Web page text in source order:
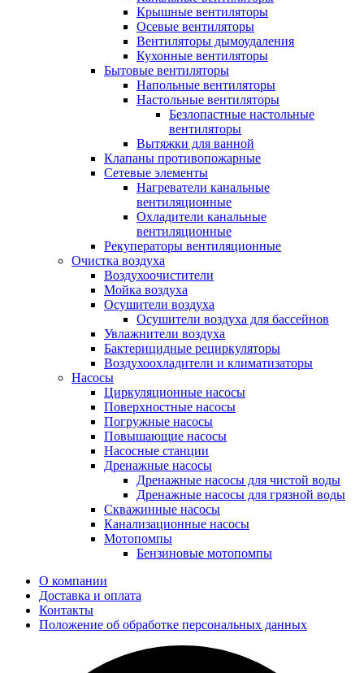
Крышные вентиляторы
Осевые вентиляторы
Вентиляторы дымоудаления
Кухонные вентиляторы
Бытовые вентиляторы
Напольные вентиляторы
Настольные вентиляторы
Безлопастные настольные
вентиляторы
Вытяжки для ванной
Клапаны противопожарные
Сетевые элементы
Нагреватели канальные
вентиляционные
Охладители канальные
вентиляционные
Рекуператоры вентиляционные
Очистка воздуха
Воздухоочистители
Мойка воздуха
Осушители воздуха
Осушители воздуха для бассейнов
Увлажнители воздуха
Бактерицидные рециркуляторы
Воздухоохладители и климатизаторы
Насосы
Циркуляционные насосы
Поверхностные насосы
Погружные насосы
Повышающие насосы
Насосные станции
Дренажные насосы
Дренажные насосы для чистой воды
Дренажные насосы для грязной воды
Скважинные насосы
Канализационные насосы
Мотопомпы
Бензиновые мотопомпы
О компании
Доставка и оплата
Контакты
Положение об обработке персональных данных